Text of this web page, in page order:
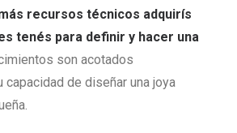
recursos técnicos adquirís
tenés para definir y hacer una
son acotados
capacidad de diseñar una joya